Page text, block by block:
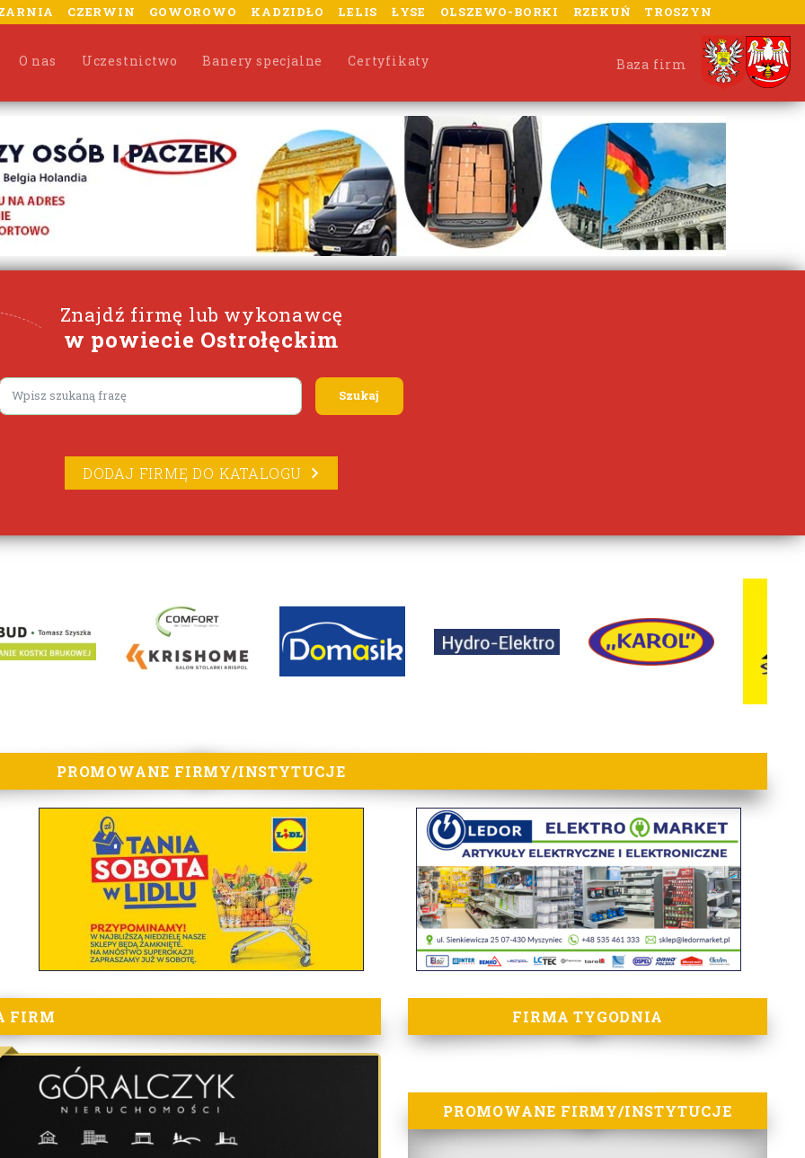
CZERWIN GOWOROWO KADZIDŁO LELIS ŁYSE OLSZEWO-BORKI RZEKUŃ TROSZYN
O nas Uczestnictwo Banery specjalne Certyfikaty Baza firm
Znajdź firmę lub wykonawcę
w powiecie Ostrołęckim
Lorem ipsum
DODAJ FIRMĘ DO KATALOGU
PROMOWANE FIRMY/INSTYTUCJE
FIRM FIRMA TYGODNIA
PROMOWANE FIRMY/INSTYTUCJE